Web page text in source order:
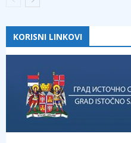
KORISNI LINKOVI